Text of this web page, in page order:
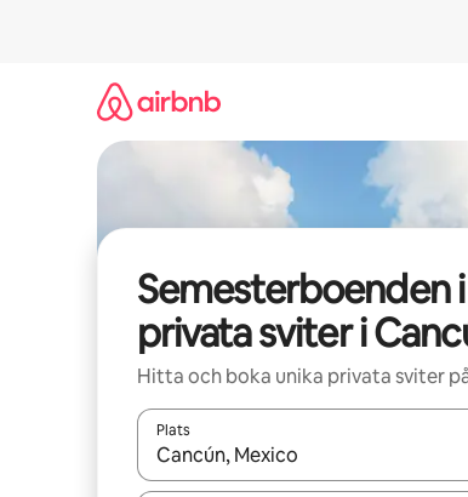
Semesterboenden i
privata sviter i
Hitta och boka unika privata sviter
Plats
När resultaten är tillgängliga kan du